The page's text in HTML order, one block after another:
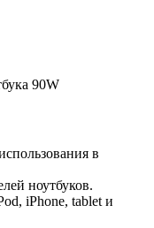
90W
в
ноутбуков.
iPhone, tablet и